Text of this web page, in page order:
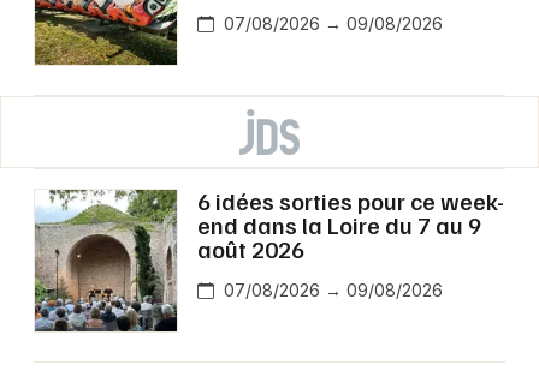
07/08/2026 → 09/08/2026
6 idées sorties pour ce week-
end dans la Loire du 7 au 9
août 2026
07/08/2026 → 09/08/2026